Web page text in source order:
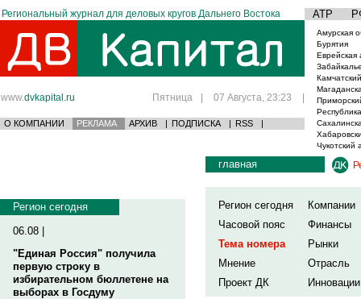
Региональный журнал для деловых кругов Дальнего Востока АТР
www.dvkapital.ru Пятница | 07 Августа, 23:23 |
О КОМПАНИИ РЕКЛАМА АРХИВ | ПОДПИСКА | RSS |
Амурская
Бурятия
Еврейская
Чукотский
Регион сегодня
06.08 |
"Единая Россия" получила
первую строку в
избирательном бюллетене на
выборах в Госдуму
главная
Регион сегодня
Компании
Часовой пояс
Финансы
Тема номера
Рынки
Мнение
Отрасль
Проект ДК
Инновации